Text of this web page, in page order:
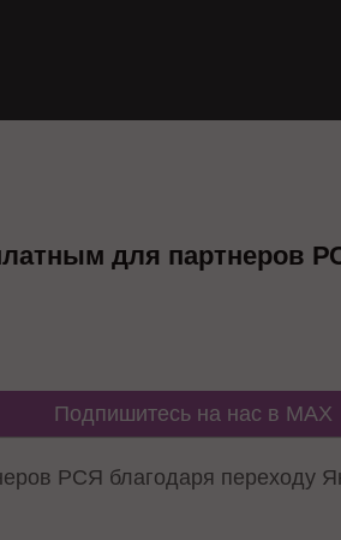
для партнеров
Подпишитесь на нас в MAX
РСЯ благодаря переходу